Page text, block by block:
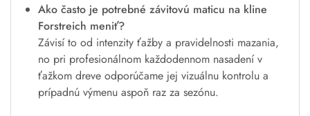
Ako často je potrebné závitovú maticu na kline
Forstreich meniť?
Závisí to od intenzity ťažby a pravidelnosti mazania,
no pri profesionálnom každodennom nasadení v
ťažkom dreve odporúčame jej vizuálnu kontrolu a
prípadnú výmenu aspoň raz za sezónu.